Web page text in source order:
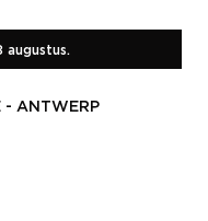
- ANTWERP